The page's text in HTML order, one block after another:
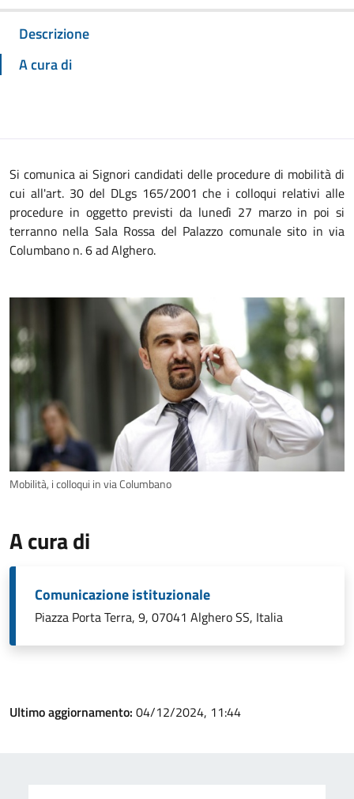
Descrizione
A cura di
Si comunica ai Signori candidati delle procedure di mobilità di
cui all'art. 30 del DLgs 165/2001 che i colloqui relativi alle
procedure in oggetto previsti da lunedì 27 marzo in poi si
terranno nella Sala Rossa del Palazzo comunale sito in via
Columbano n. 6 ad Alghero.
Mobilità, i colloqui in via Columbano
A cura di
Comunicazione istituzionale
Piazza Porta Terra, 9, 07041 Alghero SS, Italia
Ultimo aggiornamento: 04/12/2024, 11:44